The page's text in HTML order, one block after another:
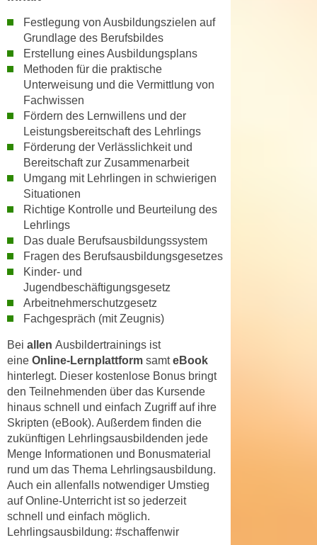
Festlegung von Ausbildungszielen auf
Grundlage des Berufsbildes
Erstellung eines Ausbildungsplans
Methoden für die praktische
Unterweisung und die Vermittlung von
Fachwissen
Fördern des Lernwillens und der
Leistungsbereitschaft des Lehrlings
Förderung der Verlässlichkeit und
Bereitschaft zur Zusammenarbeit
Umgang mit Lehrlingen in schwierigen
Situationen
Richtige Kontrolle und Beurteilung des
Lehrlings
Das duale Berufsausbildungssystem
Fragen des Berufsausbildungsgesetzes
Kinder- und
Jugendbeschäftigungsgesetz
Arbeitnehmerschutzgesetz
Fachgespräch (mit Zeugnis)
Bei allen Ausbildertrainings ist
eine Online-Lernplattform samteBook
hinterlegt. Dieser kostenlose Bonus bringt
den Teilnehmenden über das Kursende
hinaus schnell und einfach Zugriff auf ihre
Skripten (eBook). Außerdem finden die
zukünftigen Lehrlingsausbildenden jede
Menge Informationen und Bonusmaterial
rund um das Thema Lehrlingsausbildung.
Auch ein allenfalls notwendiger Umstieg
auf Online-Unterricht ist so jederzeit
schnell und einfach möglich.
Lehrlingsausbildung: #schaffenwir
n
w
z
e
e
n
t
e
r
t
e
C
o
o
k
i
e
s
z
A
E
A
n
e
w
n
h
b
e
n
.
W
e
n
n
S
i
e
d